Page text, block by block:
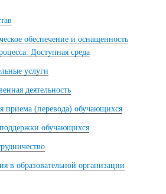
обеспечение и оснащенность
Доступная среда
услуги
деятельность
приема (перевода) обучающихся
обучающихся
в образовательной организации